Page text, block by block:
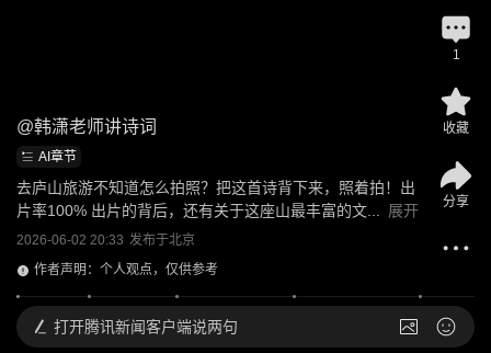
@韩潇老师讲诗词
AI章节
去庐山旅游不知道怎么拍照？把这首诗背下来，照着拍！出
片率100% 出片的背后，还有关于这座山最丰富的文...
展开
2026-06-02 20:33 发布于北京
作者声明：个人观点，仅供参考
1
收藏
分享
打开腾讯新闻客户端说两句